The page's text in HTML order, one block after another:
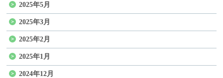
2025年5月
2025年3月
2025年2月
2025年1月
2024年12月